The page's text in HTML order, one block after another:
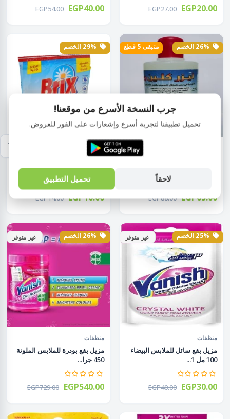
EGP27.00 EGP20.00
EGP54.00 EGP40.00
متبقى 5 قطع
EGP88.00 EGP65.00
منظفات
30 جم 1...
EGP14.00 EGP10.00
غير متوفر
منظفات
مزيل بقع سائل للملابس البيضاء
100 مل 1...
EGP40.00 EGP30.00
غير متوفر
منظفات
مزيل بقع بودرة للملابس الملونة
450 جرا...
EGP729.00 EGP540.00
جرب النسخة الأسرع من موقعنا!
تحميل تطبيقنا لتجربة أسرع وإشعارات على الفور للعروض.
لاحقاً تحميل التطبيق